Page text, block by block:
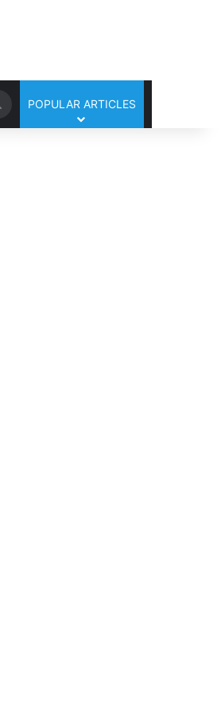
Search
for
POPULAR ARTICLES